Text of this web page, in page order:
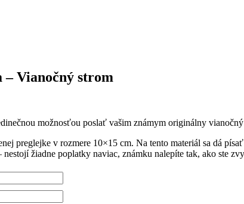
– Vianočný strom
možnosťou poslať vašim známym originálny
preglejke v rozmere 10×15 cm. Na tento materiál sa dá
žiadne poplatky naviac, známku nalepíte tak, ako ste